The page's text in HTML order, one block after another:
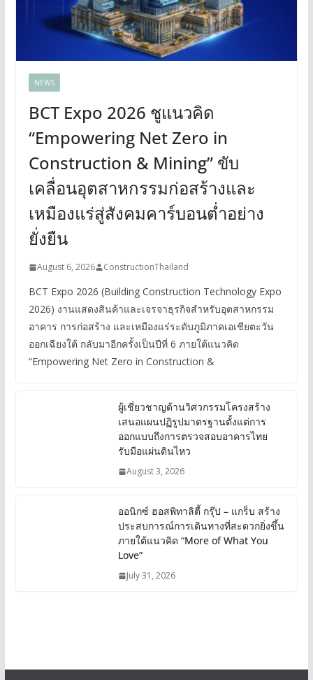
NEWS
BCT Expo 2026 ชูแนวคิด
“Empowering Net Zero in
Construction & Mining” ขับ
เคลื่อนอุตสาหกรรมก่อสร้างและ
เหมืองแร่สู่สังคมคาร์บอนต่ำอย่าง
ยั่งยืน
August 6, 2026 ConstructionThailand
BCT Expo 2026 (Building Construction Technology Expo
2026) งานแสดงสินค้าและเจรจาธุรกิจสำหรับอุตสาหกรรม
อาคาร การก่อสร้าง และเหมืองแร่ระดับภูมิภาคเอเชียตะวัน
ออกเฉียงใต้ กลับมาอีกครั้งเป็นปีที่ 6 ภายใต้แนวคิด
“Empowering Net Zero in Construction &
ผู้เชี่ยวชาญด้านวิศวกรรมโครงสร้าง
เสนอแผนปฏิรูปมาตรฐานตั้งแต่การ
ออกแบบถึงการตรวจสอบอาคารไทย
รับมือแผ่นดินไหว
August 3, 2026
ออนิกซ์ ฮอสพิทาลิตี้ กรุ๊ป – แกร็บ สร้าง
ประสบการณ์การเดินทางที่สะดวกยิ่งขึ้น
ภายใต้แนวคิด “More of What You
Love”
July 31, 2026